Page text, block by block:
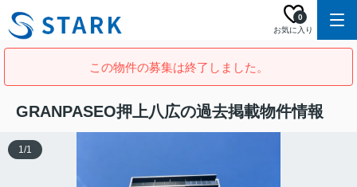
お気に入り
0
この物件の募集は終了しました。
GRANPASEO押上八広の過去掲載物件情報
1/1